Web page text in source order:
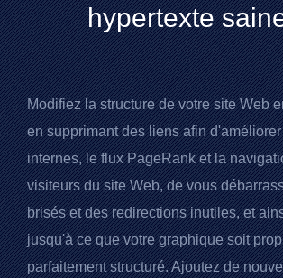
hypertexte
Modifiez la structure de votre site Web
en supprimant des liens afin
internes, le fluxPageRanket la
visiteurs du site Web, de vous
brisés et des redirections inutiles, et
jusqu'à ce que votre graphique soit
parfaitement structuré. Ajoutez de